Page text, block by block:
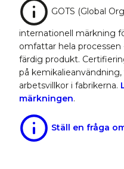
GOTS (Global
internationell märkning
omfattar hela processen
färdig produkt.
på
arbetsvillkor i fabrikerna.
märkningen.
Ställ en fråga